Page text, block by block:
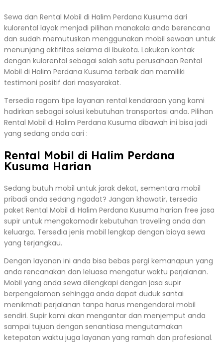
Sewa dan Rental Mobil di Halim Perdana Kusuma dari
kulorental layak menjadi pilihan manakala anda berencana
dan sudah memutuskan menggunakan mobil sewaan untuk
menunjang aktifitas selama di Ibukota. Lakukan kontak
dengan kulorental sebagai salah satu perusahaan Rental
Mobil di Halim Perdana Kusuma terbaik dan memiliki
testimoni positif dari masyarakat.
Tersedia ragam tipe layanan rental kendaraan yang kami
hadirkan sebagai solusi kebutuhan transportasi anda. Pilihan
Rental Mobil di Halim Perdana Kusuma dibawah ini bisa jadi
yang sedang anda cari :
Rental Mobil di Halim Perdana
Kusuma Harian
Sedang butuh mobil untuk jarak dekat, sementara mobil
pribadi anda sedang ngadat? Jangan khawatir, tersedia
paket Rental Mobil di Halim Perdana Kusuma harian free jasa
supir untuk mengakomodir kebutuhan traveling anda dan
keluarga. Tersedia jenis mobil lengkap dengan biaya sewa
yang terjangkau.
Dengan layanan ini anda bisa bebas pergi kemanapun yang
anda rencanakan dan leluasa mengatur waktu perjalanan.
Mobil yang anda sewa dilengkapi dengan jasa supir
berpengalaman sehingga anda dapat duduk santai
menikmati perjalanan tanpa harus mengendarai mobil
sendiri. Supir kami akan mengantar dan menjemput anda
sampai tujuan dengan senantiasa mengutamakan
ketepatan waktu juga layanan yang ramah dan profesional.